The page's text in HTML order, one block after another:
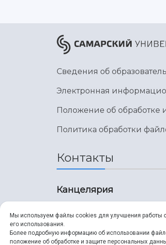
Сведения об
Электронная
Положение об обработке
Политика обработки
Контакты
Канцелярия
8 (846) 267-43-70
Мы используем файлы cookies для улучшения работы
его использования.
Более подробную информацию об использовании
положение об обработке и защите персональных